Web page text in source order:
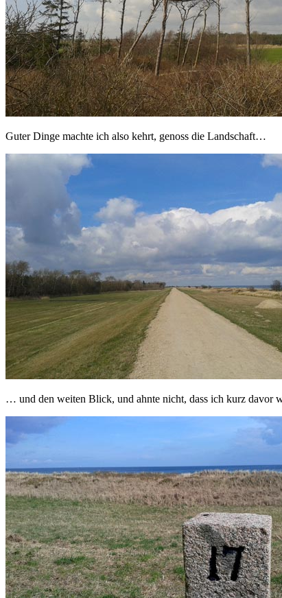
Guter Dinge machte ich also kehrt, genoss die Landschaft…
… und den weiten Blick, und ahnte nicht, dass ich kurz davor